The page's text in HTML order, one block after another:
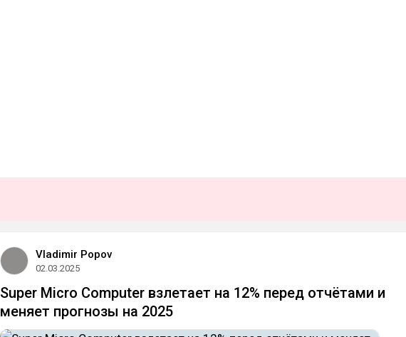
Vladimir Popov
02.03.2025
Super Micro Computer взлетает на 12% перед отчётами и
меняет прогнозы на 2025